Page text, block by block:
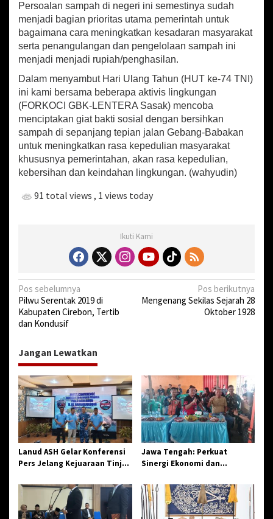
T
N
I
Persoalan sampah di negeri ini semestinya sudah
menjadi bagian prioritas utama pemerintah untuk
bagaimana cara meningkatkan kesadaran masyarakat
serta penangulangan dan pengelolaan sampah ini
menjadi menjadi rupiah/penghasilan.
Dalam menyambut Hari Ulang Tahun (HUT ke-74 TNI)
ini kami bersama beberapa aktivis lingkungan
(FORKOCI GBK-LENTERA Sasak) mencoba
menciptakan giat bakti sosial dengan bersihkan
sampah di sepanjang tepian jalan Gebang-Babakan
untuk meningkatkan rasa kepedulian masyarakat
khususnya pemerintahan, akan rasa kepedulian,
kebersihan dan keindahan lingkungan. (wahyudin)
91 total views , 1 views today
Ikuti Kami
N
a
v
g
a
s
i
p
o
s
Pos sebelumnya
Pilwu Serentak 2019 di
Kabupaten Cirebon, Tertib
dan Kondusif
Pos berikutnya
Mengenang Sekilas Sejarah 28
Oktober 1928
Jangan Lewatkan
Lanud ASH Gelar Konferensi
Pers Jelang Kejuaraan Tinju
2026
Jawa Tengah: Perkuat
Sinergi Ekonomi dan
Jangkar Gelar Halal Bi Halal
di Losari